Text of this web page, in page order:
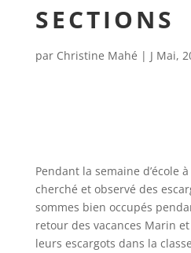
SECTIONS
par Christine Mahé | J Mai,
Pendant la semaine d’école
cherché et observé des
sommes bien occupés
retour des vacances Marin
leurs escargots dans la